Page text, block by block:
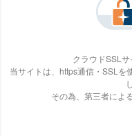
エステ・
S-Labo（エスラ
ボ）
エピレ
クラウドSSLサ
当サイトは、https通信・SSLを
その為、第三者によ